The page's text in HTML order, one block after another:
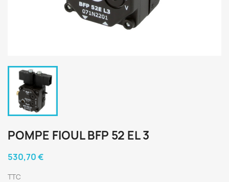
POMPE FIOUL BFP 52 EL 3
530,70 €
TTC